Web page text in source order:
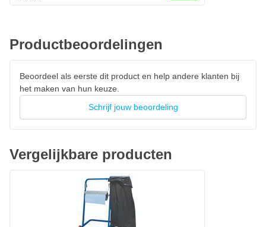
Productbeoordelingen
Beoordeel als eerste dit product en help andere klanten bij
het maken van hun keuze.
Schrijf jouw beoordeling
Vergelijkbare producten